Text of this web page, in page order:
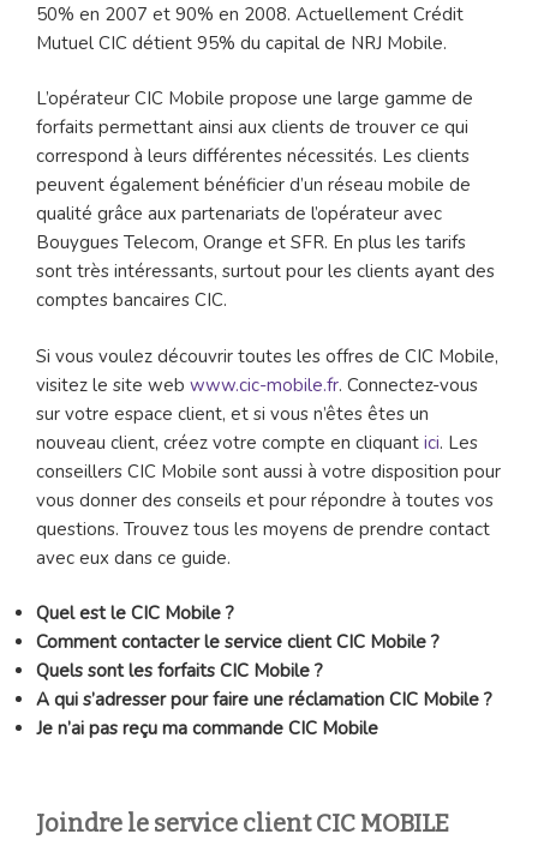
50% en 2007 et 90% en 2008. Actuellement Crédit
Mutuel CIC détient 95% du capital de NRJ Mobile.
L’opérateur CIC Mobile propose une large gamme de
forfaits permettant ainsi aux clients de trouver ce qui
correspond à leurs différentes nécessités. Les clients
peuvent également bénéficier d’un réseau mobile de
qualité grâce aux partenariats de l’opérateur avec
Bouygues Telecom, Orange et SFR. En plus les tarifs
sont très intéressants, surtout pour les clients ayant des
comptes bancaires CIC.
Si vous voulez découvrir toutes les offres de CIC Mobile,
visitez le site web www.cic-mobile.fr. Connectez-vous
sur votre espace client, et si vous n’êtes êtes un
nouveau client, créez votre compte en cliquant ici. Les
conseillers CIC Mobile sont aussi à votre disposition pour
vous donner des conseils et pour répondre à toutes vos
questions. Trouvez tous les moyens de prendre contact
avec eux dans ce guide.
Quel est le CIC Mobile ?
Comment contacter le service client CIC Mobile ?
Quels sont les forfaits CIC Mobile ?
A qui s’adresser pour faire une réclamation CIC Mobile ?
Je n’ai pas reçu ma commande CIC Mobile
Joindre le service client CIC MOBILE